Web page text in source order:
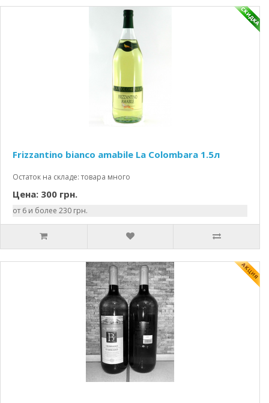
Frizzantino bianco amabile La Colombara 1.5л
Остаток на складе: товара много
Цена: 300 грн.
от 6 и более 230 грн.